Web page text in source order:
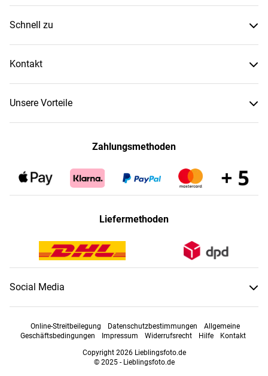
Schnell zu
Kontakt
Unsere Vorteile
Zahlungsmethoden
Liefermethoden
Social Media
Online-Streitbeilegung Datenschutzbestimmungen
Allgemeine
Geschäftsbedingungen
Impressum Widerrufsrecht Hilfe
Kontakt
Copyright 2026 Lieblingsfoto.de
© 2025 - Lieblingsfoto.de